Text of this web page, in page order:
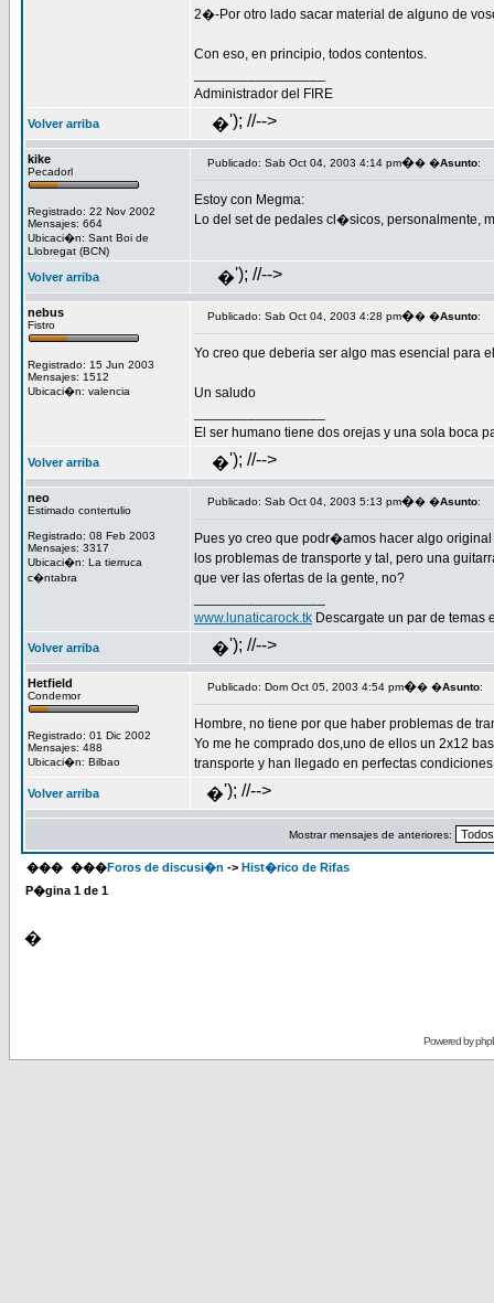
2�-Por otro lado sacar material de alguno de
Con eso, en principio, todos contentos.
Administrador del FIRE
Volver arriba �'); //-->
kike
Pecadorl
Registrado: 22 Nov 2002
Mensajes: 664
Ubicaci�n: Sant Boi de
Llobregat (BCN)
Publicado: Sab Oct 04, 2003 4:14 pm�� �Asunto:
Estoy con Megma:
Lo del set de pedales cl�sicos, personalmente,
Volver arriba �'); //-->
nebus
Fistro
Registrado: 15 Jun 2003
Mensajes: 1512
Ubicaci�n: valencia
Publicado: Sab Oct 04, 2003 4:28 pm�� �Asunto:
Yo creo que deberia ser algo mas esencial para
Un saludo
El ser humano tiene dos orejas y una sola boca
Volver arriba �'); //-->
neo
Estimado contertulio
Registrado: 08 Feb 2003
Mensajes: 3317
Ubicaci�n: La tierruca
c�ntabra
Publicado: Sab Oct 04, 2003 5:13 pm�� �Asunto:
Pues yo creo que podr�amos hacer algo
los problemas de transporte y tal, pero una
que ver las ofertas de la gente, no?
www.lunaticarock.tk Descargate un par de temas
Volver arriba �'); //-->
Hetfield
Condemor
Registrado: 01 Dic 2002
Mensajes: 488
Ubicaci�n: Bilbao
Publicado: Dom Oct 05, 2003 4:54 pm�� �Asunto:
Hombre, no tiene por que haber problemas de
Yo me he comprado dos,uno de ellos un 2x12
transporte y han llegado en perfectas
Volver arriba �'); //-->
Mostrar mensajes de anteriores:
��� ���Foros de discusi�n -> Hist�rico de Rifas
P�gina 1 de 1
�
Powered by